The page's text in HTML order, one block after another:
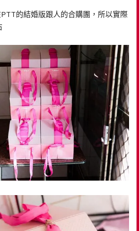
的結婚版跟人的合購團，所以實際